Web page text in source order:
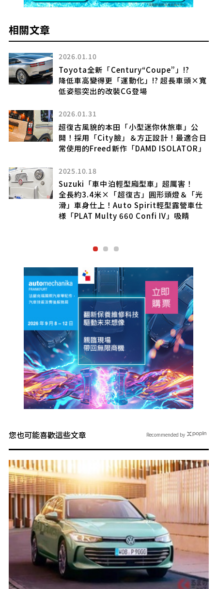
相關文章
2026.01.10
Toyota全新「Century“Coupe”」!?
降低車高變得更「運動化」!? 超長車頭×寬
低姿態突出的改裝CG登場
2026.01.31
超復古風貌的本田「小型迷你休旅車」公
開！採用「City臉」＆方正設計！最適合日
常使用的Freed新作「DAMD ISOLATOR」
2025.10.18
Suzuki「車中泊輕型廂型車」超厲害！
全長約3.4米×「超復古」圓形頭燈＆「光
滑」車身仕上！Auto Spirit輕型露營車仕
様「PLAT Multy 660 Confi IV」吸睛
豐
屬
您也可能喜歡這些文章 Recommended by